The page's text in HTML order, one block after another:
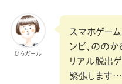
ひらガール
スマホゲー
ンビ、のの
リアル脱出
緊張します…